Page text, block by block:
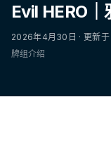
Evil HERO｜
2026年4月30日 · 更新
牌组介绍